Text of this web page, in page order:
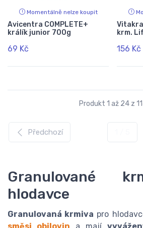
Momentálně nelze koupit
Avicentra COMPLETE+
králík junior 700g
69 Kč
krm.
156 Kč
Produkt 1 až 24 z
Předchozí
Granulované
hlodavce
Granulovaná krmiva pro
směsi obilovin a mají